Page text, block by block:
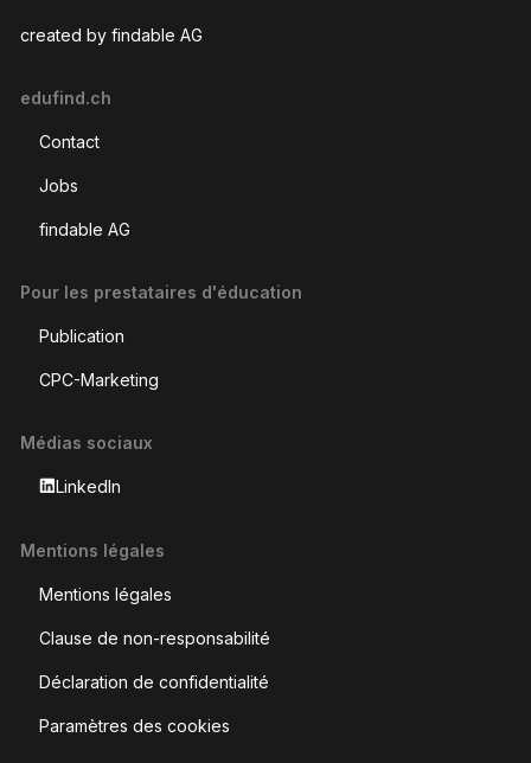
created by findable AG
edufind.ch
Contact
Jobs
findable AG
Pour les prestataires d'éducation
Publication
CPC-Marketing
Médias sociaux
LinkedIn
Mentions légales
Mentions légales
Clause de non-responsabilité
Déclaration de confidentialité
Paramètres des cookies